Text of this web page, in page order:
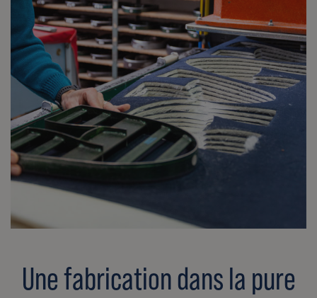
Une fabrication dans la pure